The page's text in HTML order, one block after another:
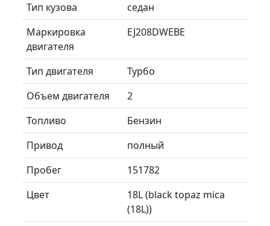
Тип кузова
седан
Маркировка
двигателя
EJ208DWEBE
Тип двигателя
Турбо
Объем двигателя
2
Топливо
Бензин
Привод
полный
Пробег
151782
Цвет
18L (black topaz mica
(18L))